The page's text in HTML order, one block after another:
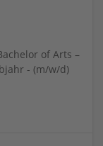
of Arts –
- (m/w/d)